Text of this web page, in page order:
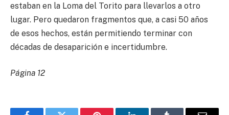
estaban en la Loma del Torito para llevarlos a otro
lugar. Pero quedaron fragmentos que, a casi 50 años
de esos hechos, están permitiendo terminar con
décadas de desaparición e incertidumbre.
Página 12